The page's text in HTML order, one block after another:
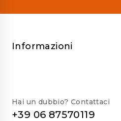
Informazioni
Hai un dubbio? Contattaci
+39 06 87570119